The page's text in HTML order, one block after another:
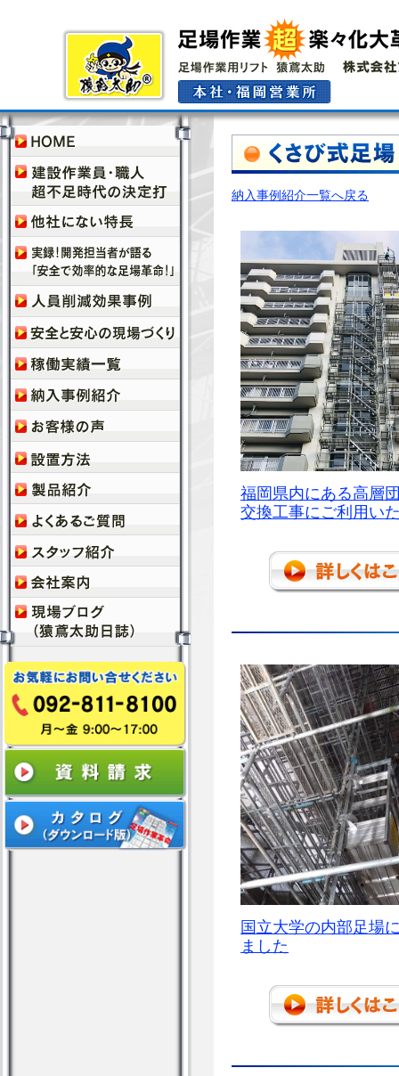
納入事例紹介一覧へ戻る
福岡県内にある高層
交換工事にご利用い
国立大学の内部足場
ました